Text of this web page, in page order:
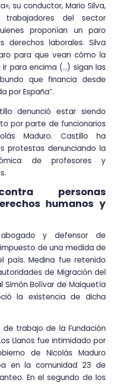
su conductor, Mario Silva,
del sector
proponían un paro
derechos laborales. Silva
para que vean cómo la
para encima (…) sigan las
que financia desde
por España”.
denunció estar siendo
por parte de funcionarios
Maduro. Castillo ha
protestas denunciando la
de profesores y
personas
humanos y
y defensor de
de una medida de
país. Medina fue retenido
de Migración del
Simón Bolívar de Maiquetía
la existencia de dicha
trabajo de la Fundación
Llanos fue intimidado por
de Nicolás Maduro
en la comunidad 23 de
En el segundo de los